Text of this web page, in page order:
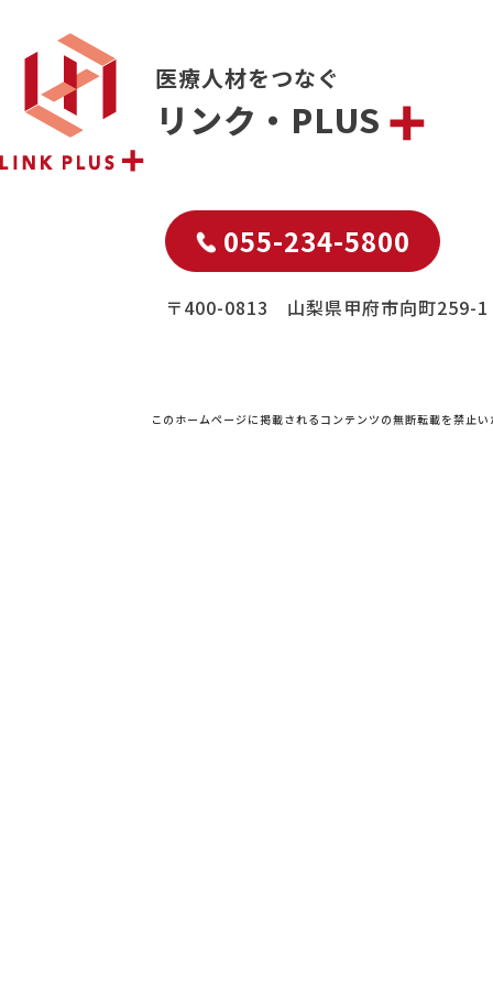
医療人材をつなぐ
リンク・PLUS
055-234-5800
〒400-0813 山梨県甲府市向町259-1
このホームページに掲載されるコンテンツの無断転載を禁止い